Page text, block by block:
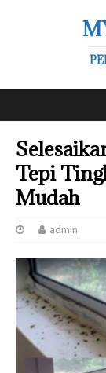
Tepi
Mudah
admin